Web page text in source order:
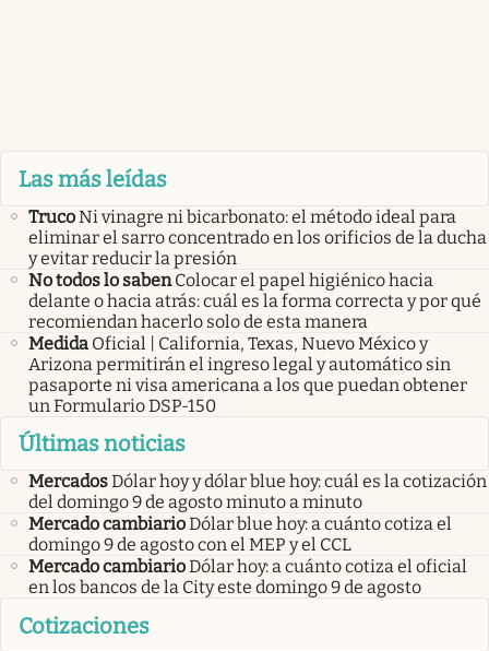
Las más leídas
TrucoNi vinagre ni bicarbonato: el método ideal para
eliminar el sarro concentrado en los orificios de la ducha
y evitar reducir la presión
No todos lo saben Colocar el papel higiénico hacia
delante o hacia atrás: cuál es la forma correcta y por qué
recomiendan hacerlo solo de esta manera
Medida Oficial | California, Texas, Nuevo México y
Arizona permitirán el ingreso legal y automático sin
pasaporte ni visa americana a los que puedan obtener
un Formulario DSP-150
Últimas noticias
MercadosDólar hoy y dólar blue hoy: cuál es la cotización
del domingo 9 de agosto minuto a minuto
Mercado cambiarioDólar blue hoy: a cuánto cotiza el
domingo 9 de agosto con el MEP y el CCL
Mercado cambiarioDólar hoy: a cuánto cotiza el oficial
en los bancos de la City este domingo 9 de agosto
Cotizaciones